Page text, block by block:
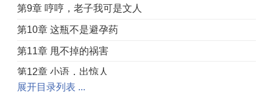
第9章 哼哼，老子我可是文人
第10章 这瓶不是避孕药
第11章 甩不掉的祸害
第12章 小语，出惊人
第13章 收了个闷葫芦徒弟
展开目录列表 ...